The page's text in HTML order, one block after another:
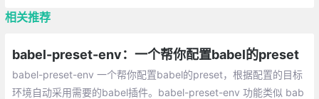
相关推荐
babel-preset-env：一个帮你配置babel的preset
babel-preset-env 一个帮你配置babel的preset，根据配置的目标
环境自动采用需要的babel插件。babel-preset-env 功能类似 bab